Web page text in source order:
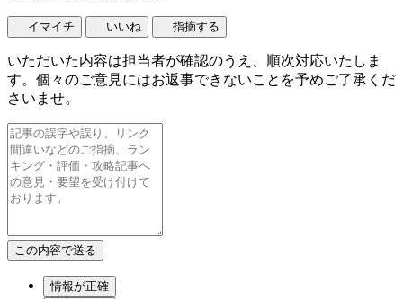
イマイチ いいね 指摘する
いただいた内容は担当者が確認のうえ、順次対応いたしま
す。個々のご意見にはお返事できないことを予めご了承くだ
さいませ。
情報が正確